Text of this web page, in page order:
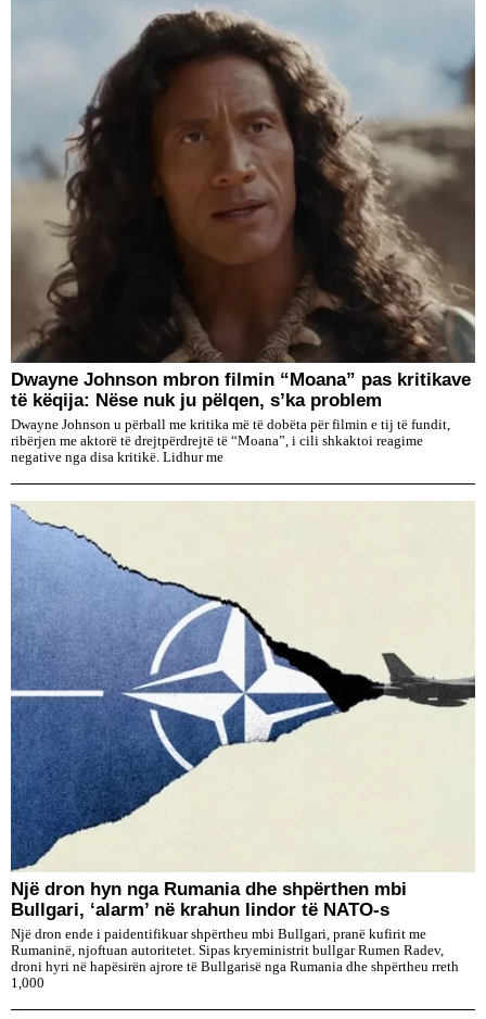
Dwayne Johnson mbron filmin “Moana” pas kritikave
të këqija: Nëse nuk ju pëlqen, s’ka problem
Dwayne Johnson u përball me kritika më të dobëta për filmin e tij të fundit,
ribërjen me aktorë të drejtpërdrejtë të “Moana”, i cili shkaktoi reagime
negative nga disa kritikë. Lidhur me
Një dron hyn nga Rumania dhe shpërthen mbi
Bullgari, ‘alarm’ në krahun lindor të NATO-s
Një dron ende i paidentifikuar shpërtheu mbi Bullgari, pranë kufirit me
Rumaninë, njoftuan autoritetet. Sipas kryeministrit bullgar Rumen Radev,
droni hyri në hapësirën ajrore të Bullgarisë nga Rumania dhe shpërtheu rreth
1,000